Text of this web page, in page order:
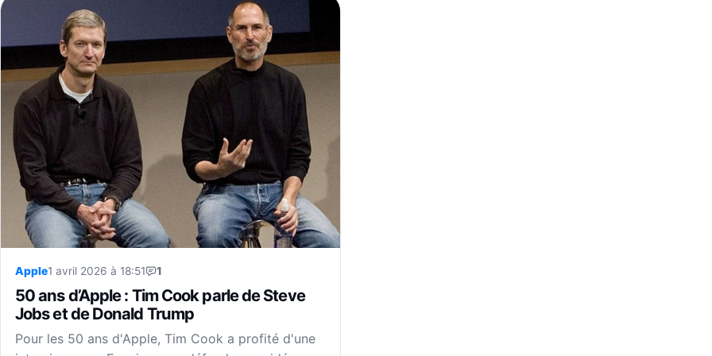
Apple1 avril 2026 à 18:51 1
50 ans d’Apple : Tim Cook parle de Steve
Jobs et de Donald Trump
Pour les 50 ans d'Apple, Tim Cook a profité d'une